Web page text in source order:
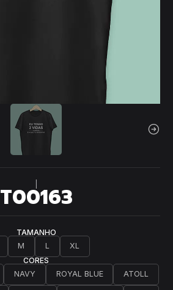
T00163
TAMANHO
M L
XL
CORES
NAVY ROYAL BLUE ATOLL